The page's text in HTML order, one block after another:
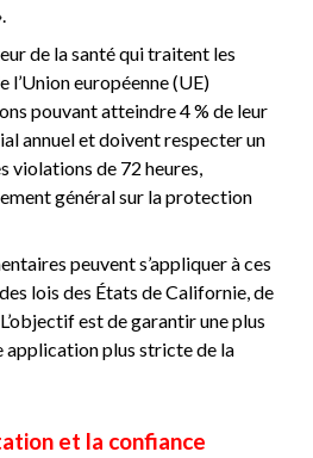
de la santé qui traitent les
l’Union européenne (UE)
pouvant atteindre 4 % de leur
annuel et doivent respecter un
violations de 72 heures,
général sur la protection
peuvent s’appliquer à ces
lois des États de Californie, de
est de garantir une plus
application plus stricte de la
et la confiance